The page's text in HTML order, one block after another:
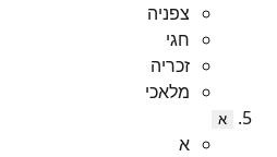
צפניה
חגי
זכריה
מלאכי
א
א